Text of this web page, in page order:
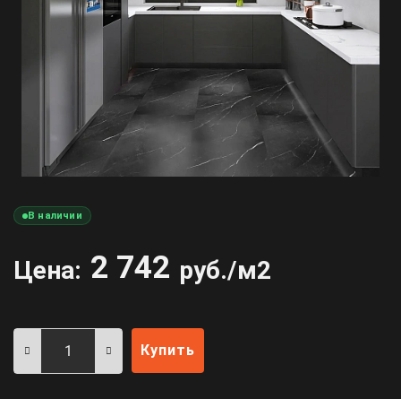
В наличии
Цена: 2 742 руб./м2
Купить